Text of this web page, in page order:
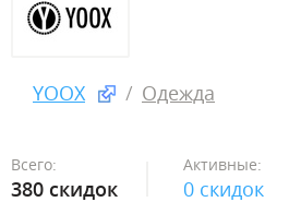
YOOX Одежда
Всего:
380 скидок
Активные:
0 скидок